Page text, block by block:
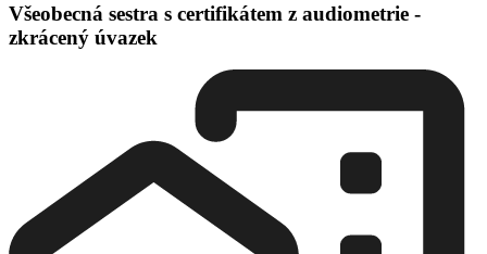
Všeobecná sestra s certifikátem z audiometrie -
zkrácený úvazek